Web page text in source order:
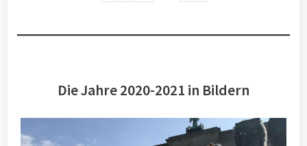
Die Jahre 2020-2021 in Bildern